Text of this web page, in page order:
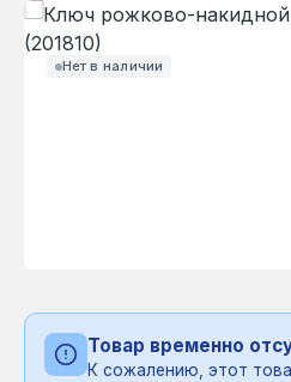
Нет в наличии
Пропустить галерею
Товар временно
К сожалению, этот